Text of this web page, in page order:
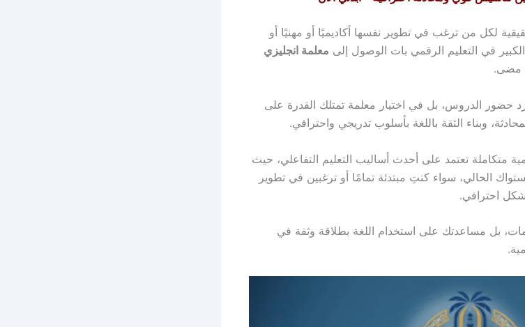
لكل من ترغب في تطوير نفسها أكاديميًا أو مهنيًا أو
في التعليم الرقمي بات الوصول إلى معلمة انجليزي
مضى.
حضور الدروس، بل في اختيار معلمة تمتلك القدرة على
وبناء الثقة باللغة بأسلوب تدريجي واحترافي.
متكاملة تعتمد على أحدث أساليب التعليم التفاعلي، حيث
الحالي، سواء كنتِ مبتدئة تمامًا أو ترغبين في تطوير
احترافي.
بل مساعدتك على استخدام اللغة بطلاقة وثقة في